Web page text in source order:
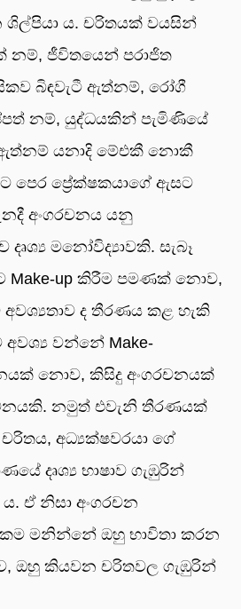
ය. චරිතයක් වයසින්
නම්, ජීවිතයෙන් පරාජිත
බිඳවැටී ඇත්නම්, රෝගී
නම්, යුද්ධයකින් පැමිණියේ
ඇත්නම් යනාදි මේඑකී නොකී
පෙර ප්‍රේක්ෂකයාගේ ඇසට
අංගරචනය යනු
මනෝවිද්‍යාවකි. සැබෑ
Make-up කිරීම පමණක් නොව,
අවශ්‍යතාව ද තීරණය කළ හැකි
වන්නේ Make-
නොව, කිසිදු අංගරචනයක්
නමුත් එවැනි තීරණයක්
අධ්‍යක්ෂවරයා ගේ
දෘශ්‍ය භාෂාව ගැඹුරින්
ඒ නිසා අංගරචන
මනින්නේ ඔහු භාවිතා කරන
ඔහු කියවන චරිතවල ගැඹුරින්